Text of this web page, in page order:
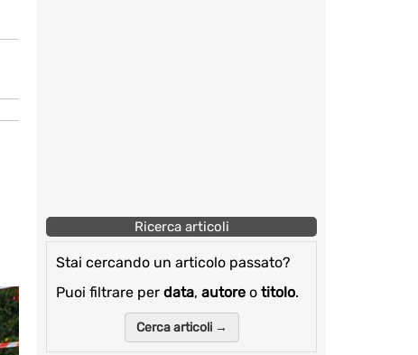
Ricerca articoli
Stai cercando un articolo passato?
Puoi filtrare per data, autore o titolo.
Cerca articoli →